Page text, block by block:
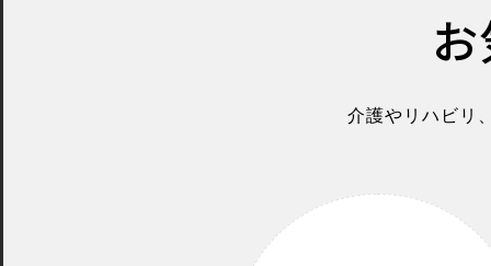
介護やリハビリ